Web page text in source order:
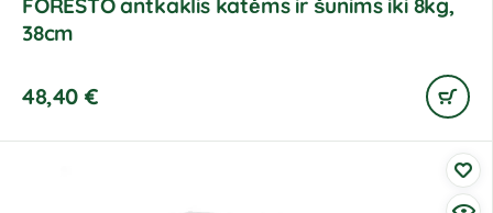
FORESTO antkaklis katėms ir šunims iki 8kg,
38cm
48,40 €